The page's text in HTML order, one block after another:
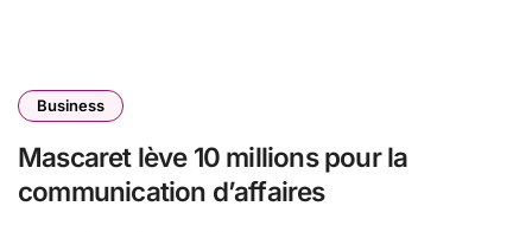
Business
Mascaret lève 10 millions pour la
communication d’affaires